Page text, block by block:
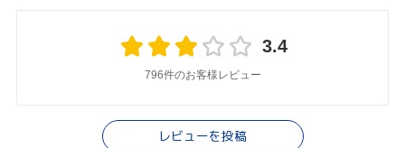
3.4
796件のお客様レビュー
レビューを投稿